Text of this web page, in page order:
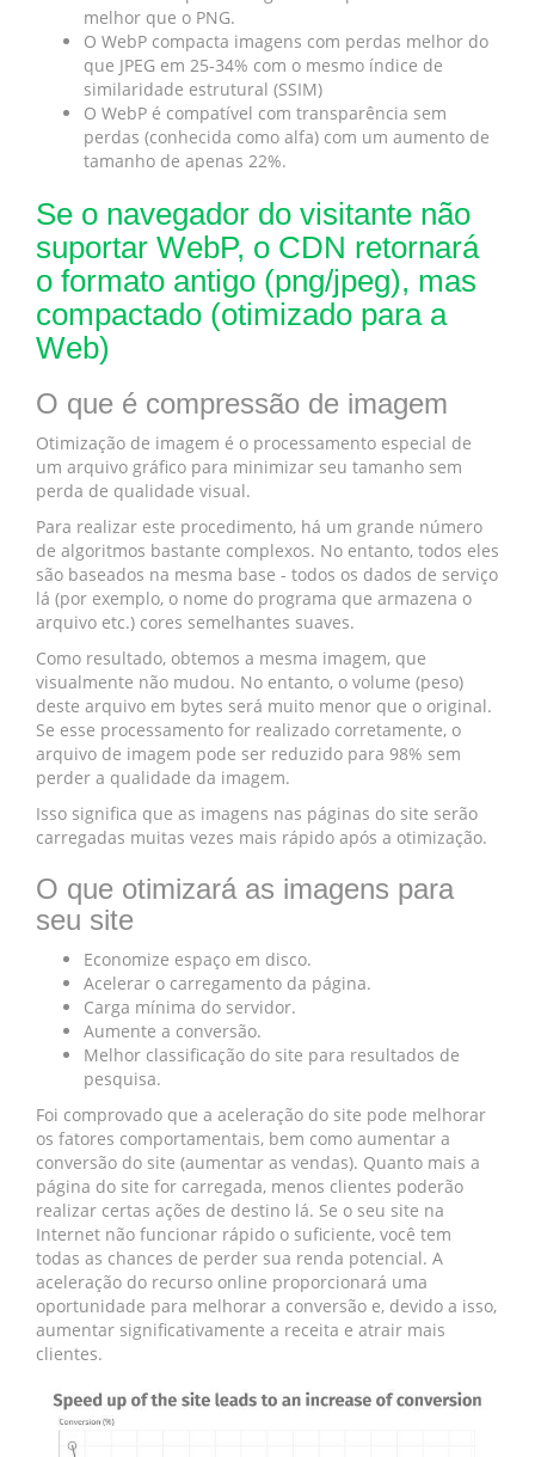
melhor que o PNG.
O WebP compacta imagens com perdas melhor do
que JPEG em 25-34% com o mesmo índice de
similaridade estrutural (SSIM)
O WebP é compatível com transparência sem
perdas (conhecida como alfa) com um aumento de
tamanho de apenas 22%.
Se o navegador do visitante não
suportar WebP, o CDN retornará
o formato antigo (png/jpeg), mas
compactado (otimizado para a
Web)
O que é compressão de imagem
Otimização de imagem é o processamento especial de
um arquivo gráfico para minimizar seu tamanho sem
perda de qualidade visual.
Para realizar este procedimento, há um grande número
de algoritmos bastante complexos. No entanto, todos eles
são baseados na mesma base - todos os dados de serviço
lá (por exemplo, o nome do programa que armazena o
arquivo etc.) cores semelhantes suaves.
Como resultado, obtemos a mesma imagem, que
visualmente não mudou. No entanto, o volume (peso)
deste arquivo em bytes será muito menor que o original.
Se esse processamento for realizado corretamente, o
arquivo de imagem pode ser reduzido para 98% sem
perder a qualidade da imagem.
Isso significa que as imagens nas páginas do site serão
carregadas muitas vezes mais rápido após a otimização.
O que otimizará as imagens para
seu site
Economize espaço em disco.
Acelerar o carregamento da página.
Carga mínima do servidor.
Aumente a conversão.
Melhor classificação do site para resultados de
pesquisa.
Foi comprovado que a aceleração do site pode melhorar
os fatores comportamentais, bem como aumentar a
conversão do site (aumentar as vendas). Quanto mais a
página do site for carregada, menos clientes poderão
realizar certas ações de destino lá. Se o seu site na
Internet não funcionar rápido o suficiente, você tem
todas as chances de perder sua renda potencial. A
aceleração do recurso online proporcionará uma
oportunidade para melhorar a conversão e, devido a isso,
aumentar significativamente a receita e atrair mais
clientes.